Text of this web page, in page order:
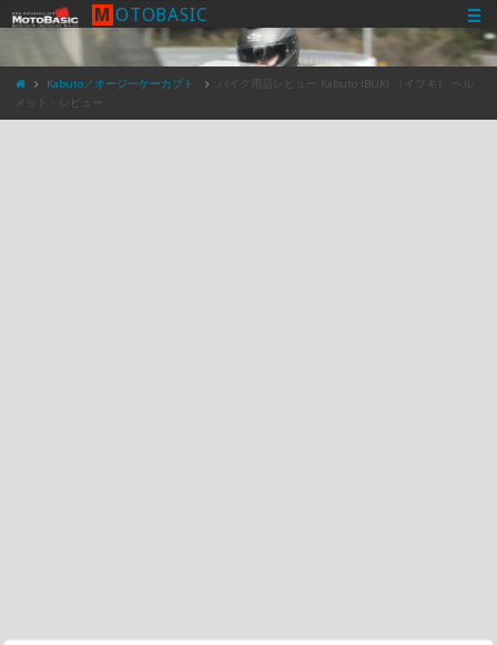
M OTOBASIC
Kabuto／オージーケーカブト
バイク用品レビュー Kabuto IBUKI （イブキ） ヘル
メット・レビュー